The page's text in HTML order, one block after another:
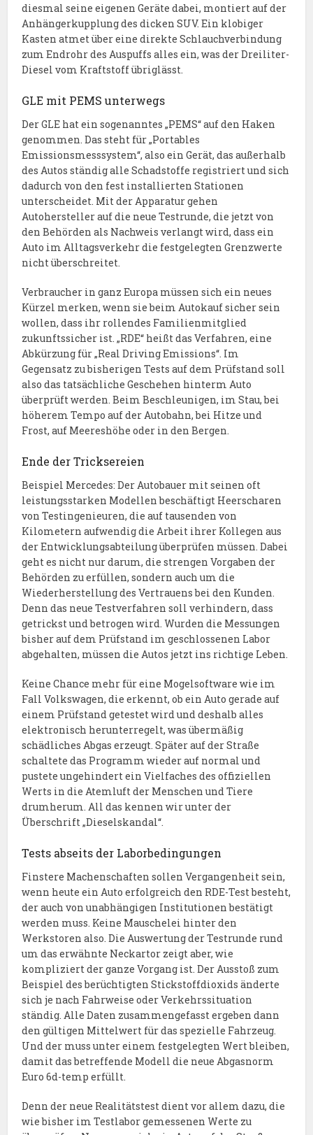
diesmal seine eigenen Geräte dabei, montiert auf der
Anhängerkupplung des dicken SUV. Ein klobiger
Kasten atmet über eine direkte Schlauchverbindung
zum Endrohr des Auspuffs alles ein, was der Dreiliter-
Diesel vom Kraftstoff übriglässt.
GLE mit PEMS unterwegs
Der GLE hat ein sogenanntes „PEMS“ auf den Haken
genommen. Das steht für „Portables
Emissionsmesssystem“, also ein Gerät, das außerhalb
des Autos ständig alle Schadstoffe registriert und sich
dadurch von den fest installierten Stationen
unterscheidet. Mit der Apparatur gehen
Autohersteller auf die neue Testrunde, die jetzt von
den Behörden als Nachweis verlangt wird, dass ein
Auto im Alltagsverkehr die festgelegten Grenzwerte
nicht überschreitet.
Verbraucher in ganz Europa müssen sich ein neues
Kürzel merken, wenn sie beim Autokauf sicher sein
wollen, dass ihr rollendes Familienmitglied
zukunftssicher ist. „RDE“ heißt das Verfahren, eine
Abkürzung für „Real Driving Emissions“. Im
Gegensatz zu bisherigen Tests auf dem Prüfstand soll
also das tatsächliche Geschehen hinterm Auto
überprüft werden. Beim Beschleunigen, im Stau, bei
höherem Tempo auf der Autobahn, bei Hitze und
Frost, auf Meereshöhe oder in den Bergen.
Ende der Tricksereien
Beispiel Mercedes: Der Autobauer mit seinen oft
leistungsstarken Modellen beschäftigt Heerscharen
von Testingenieuren, die auf tausenden von
Kilometern aufwendig die Arbeit ihrer Kollegen aus
der Entwicklungsabteilung überprüfen müssen. Dabei
geht es nicht nur darum, die strengen Vorgaben der
Behörden zu erfüllen, sondern auch um die
Wiederherstellung des Vertrauens bei den Kunden.
Denn das neue Testverfahren soll verhindern, dass
getrickst und betrogen wird. Wurden die Messungen
bisher auf dem Prüfstand im geschlossenen Labor
abgehalten, müssen die Autos jetzt ins richtige Leben.
Keine Chance mehr für eine Mogelsoftware wie im
Fall Volkswagen, die erkennt, ob ein Auto gerade auf
einem Prüfstand getestet wird und deshalb alles
elektronisch herunterregelt, was übermäßig
schädliches Abgas erzeugt. Später auf der Straße
schaltete das Programm wieder auf normal und
pustete ungehindert ein Vielfaches des offiziellen
Werts in die Atemluft der Menschen und Tiere
drumherum. All das kennen wir unter der
Überschrift „Dieselskandal“.
Tests abseits der Laborbedingungen
Finstere Machenschaften sollen Vergangenheit sein,
wenn heute ein Auto erfolgreich den RDE-Test besteht,
der auch von unabhängigen Institutionen bestätigt
werden muss. Keine Mauschelei hinter den
Werkstoren also. Die Auswertung der Testrunde rund
um das erwähnte Neckartor zeigt aber, wie
kompliziert der ganze Vorgang ist. Der Ausstoß zum
Beispiel des berüchtigten Stickstoffdioxids änderte
sich je nach Fahrweise oder Verkehrssituation
ständig. Alle Daten zusammengefasst ergeben dann
den gültigen Mittelwert für das spezielle Fahrzeug.
Und der muss unter einem festgelegten Wert bleiben,
damit das betreffende Modell die neue Abgasnorm
Euro 6d-temp erfüllt.
Denn der neue Realitätstest dient vor allem dazu, die
wie bisher im Testlabor gemessenen Werte zu